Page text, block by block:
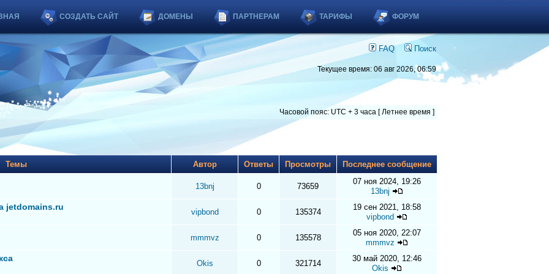
СОЗДАТЬ САЙТ ДОМЕНЫ ПАРТНЕРАМ ТАРИФЫ ФОРУМ
FAQ Поиск
Текущее время: 06 авг 2026, 06:59
Часовой пояс: UTC + 3 часа [ Летнее время ]
Темы Автор Ответы Просмотры Последнее сообщение
13bnj 0 73659
07 ноя 2024, 19:26
13bnj
jetdomains.ru
vipbond 0 135374
19 сен 2021, 18:58
vipbond
mmmvz 0 135578
05 ноя 2020, 22:07
mmmvz
Okis 0 321714
30 май 2020, 12:46
Okis